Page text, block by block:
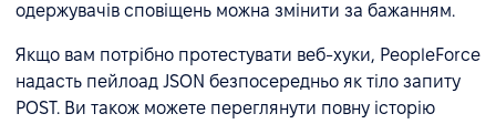
одержувачів сповіщень можна змінити за бажанням.
Якщо вам потрібно протестувати веб-хуки, PeopleForce
надасть пейлоад JSON безпосередньо як тіло запиту
POST. Ви також можете переглянути повну історію